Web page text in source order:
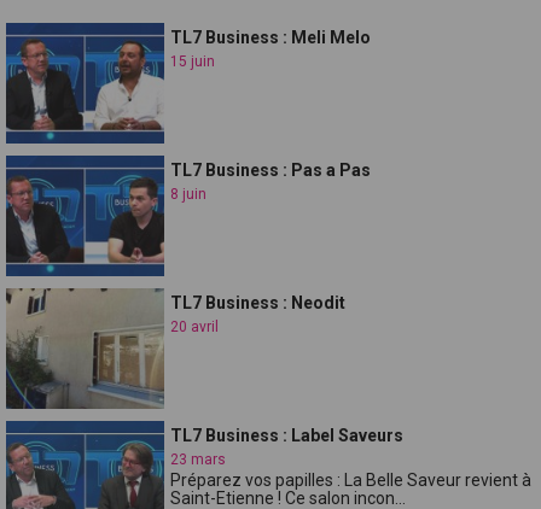
TL7 Business : Meli Melo
15 juin
TL7 Business : Pas a Pas
8 juin
TL7 Business : Neodit
20 avril
TL7 Business : Label Saveurs
23 mars
Préparez vos papilles : La Belle Saveur revient à
Saint-Etienne ! Ce salon incon...